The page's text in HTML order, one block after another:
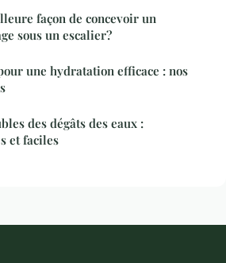
façon de concevoir un
sous un escalier?
une hydratation efficace : nos
des dégâts des eaux :
et faciles